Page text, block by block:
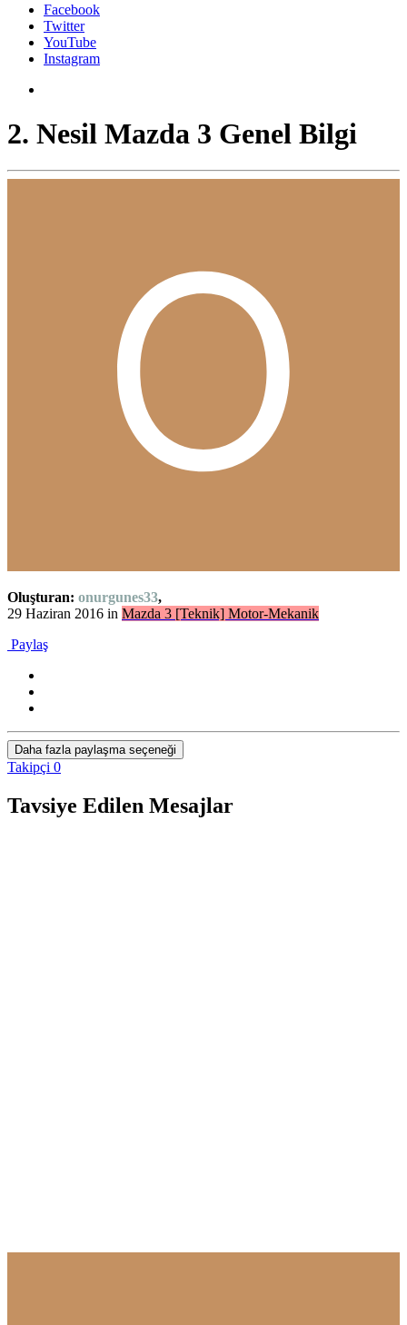
Facebook
Twitter
YouTube
Instagram
2. Nesil Mazda 3 Genel Bilgi
Oluşturan: onurgunes33,
29 Haziran 2016 in Mazda 3 [Teknik] Motor-Mekanik
Paylaş
Daha fazla paylaşma seçeneği
Takipçi 0
Tavsiye Edilen Mesajlar